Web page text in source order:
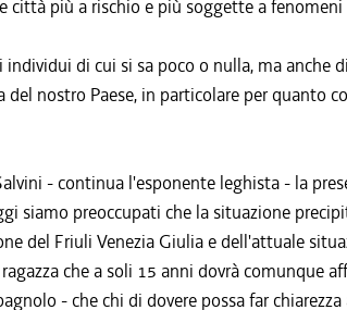
più a rischio e più soggette a fenomeni
di cui si sa poco o nulla, ma anche
nostro Paese, in particolare per quanto
- continua l'esponente leghista - la
siamo preoccupati che la situazione
del Friuli Venezia Giulia e dell'attuale
che a soli 15 anni dovrà comunque
- che chi di dovere possa far